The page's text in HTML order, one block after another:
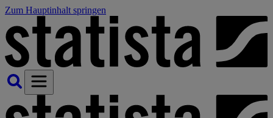
Zum Hauptinhalt springen